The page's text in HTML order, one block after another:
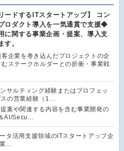
ードするITスタートアップ】 コン
ロダクト導入を一気通貫で支援◆
に関する事業企画・提案、導入支
す。
企業を巻き込んだプロジェクトの企
ステークホルダーとの折衝・事業戦
サルティング経験またはプロフェッ
スの営業経験（1…
提案や関連する内容を含む事業開発の
AI/Secu…
タ活用支援領域のITスタートアップ企
業…